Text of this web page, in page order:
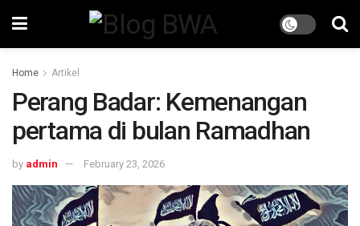
Home Artikel
Perang Badar: Kemenangan
pertama di bulan Ramadhan
by admin February 23, 2026